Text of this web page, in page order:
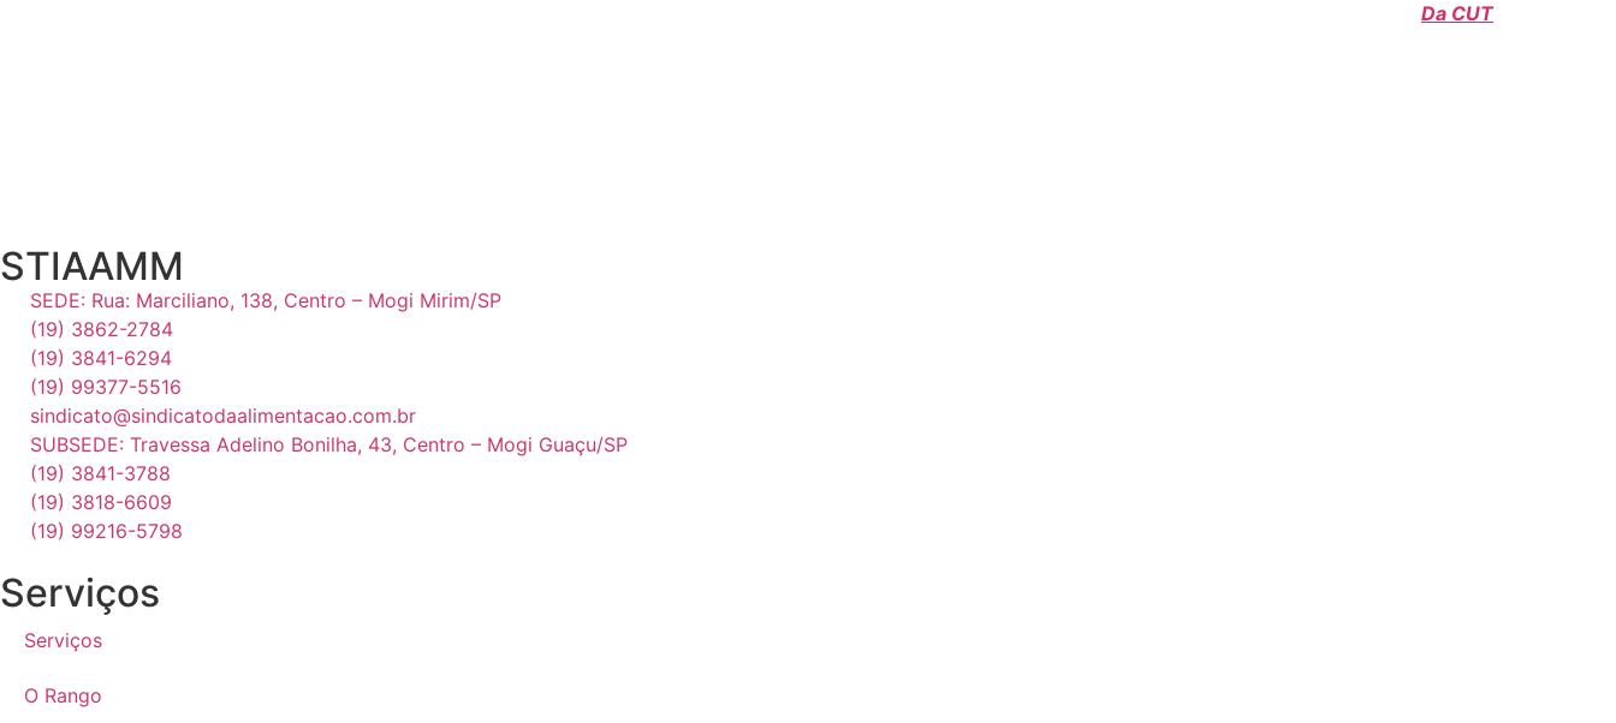
Da CUT
STIAAMM
SEDE: Rua: Marciliano, 138, Centro – Mogi Mirim/SP
(19) 3862-2784
(19) 3841-6294
(19) 99377-5516
sindicato@sindicatodaalimentacao.com.br
SUBSEDE: Travessa Adelino Bonilha, 43, Centro – Mogi Guaçu/SP
(19) 3841-3788
(19) 3818-6609
(19) 99216-5798
Serviços
Serviços
O Rango